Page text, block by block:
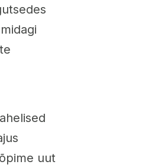
uut